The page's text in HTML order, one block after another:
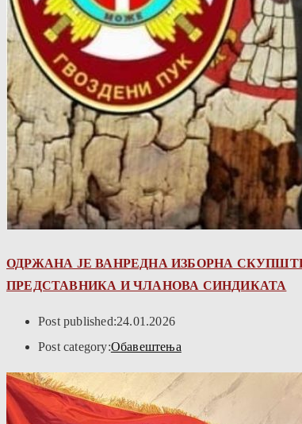
ОДРЖАНА ЈЕ ВАНРЕДНА ИЗБОРНА
ПРЕДСТАВНИКА И ЧЛАНОВА СИНДИКАТА
Post published:24.01.2026
Post category:Обавештења